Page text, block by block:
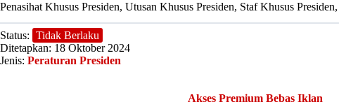
Penasihat Khusus Presiden, Utusan Khusus Presiden, Staf Khusus
Status: Tidak Berlaku
Ditetapkan: 18 Oktober 2024
Jenis: Peraturan Presiden
Akses Premium Bebas Iklan